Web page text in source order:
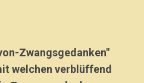
Zwangsgedanken"
welchen verblüffend